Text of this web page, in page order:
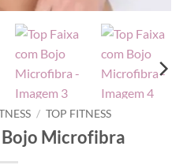
/ TOP FITNESS
Bojo Microfibra